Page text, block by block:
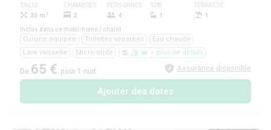
TAILLE
33 m²
CHAMBRES
2
PERSONNES
4
SDB
1
TERRASSE
1
Inclus dans ce mobil-home / chalet
Cuisine équipée Toilettes séparées
Eau chaude
Lave vaisselle
Micro-onde + plus de détails
De 65 € pour 1 nuit Assurance disponible
Ajouter des dates